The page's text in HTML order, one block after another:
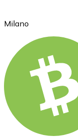
Ethereum
Milano